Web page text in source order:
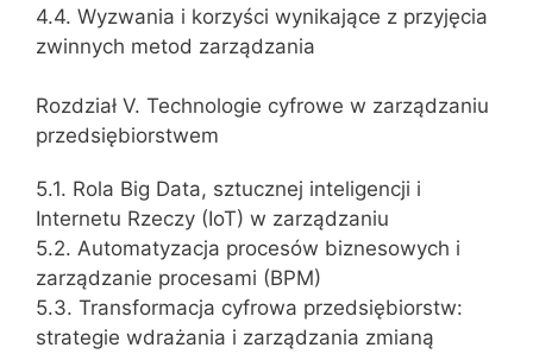
4.4. Wyzwania i korzyści wynikające z przyjęcia
zwinnych metod zarządzania
Rozdział V. Technologie cyfrowe w zarządzaniu
przedsiębiorstwem
5.1. Rola Big Data, sztucznej inteligencji i
Internetu Rzeczy (IoT) w zarządzaniu
5.2. Automatyzacja procesów biznesowych i
zarządzanie procesami (BPM)
5.3. Transformacja cyfrowa przedsiębiorstw:
strategie wdrażania i zarządzania zmianą